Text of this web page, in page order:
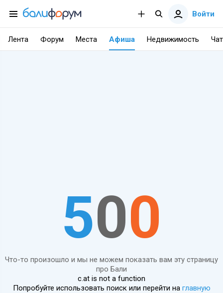
Войти
Лента Форум Места Афиша Недвижимость Чат
500
Что-то произошло и мы не можем показать вам эту страницу
про Бали
c.at is not a function
Попробуйте использовать поиск или перейти на главную